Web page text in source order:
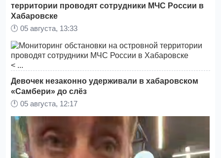
территории проводят сотрудники МЧС России в
Хабаровске
🕛05 августа, 13:33
< ...
Девочек незаконно удерживали в хабаровском
«Самбери» до слёз
🕛05 августа, 12:17